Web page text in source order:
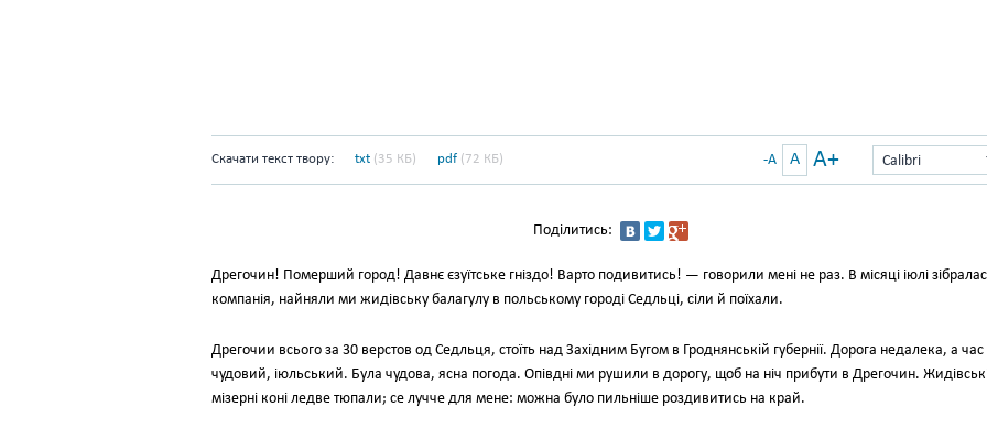
Скачати текст твору: txt (35 КБ) pdf (72 КБ) Calibri
-A A A+
Поділитись:
Дрегочин! Померший город! Давнє єзуїтське гніздо! Варто подивитись! — говорили мені не раз. В місяці іюлі
компанія, найняли ми жидівську балагулу в польському городі Седльці, сіли й поїхали.
Дрегочии всього за 30 верстов од Седльця, стоїть над Західним Бугом в Гроднянській губернії. Дорога недалека, а час
чудовий, іюльський. Була чудова, ясна погода. Опівдні ми рушили в дорогу, щоб на ніч прибути в Дрегочин.
мізерні коні ледве тюпали; се лучче для мене: можна було пильніше роздивитись на край.